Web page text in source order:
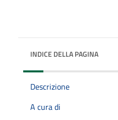
INDICE DELLA PAGINA
Descrizione
A cura di